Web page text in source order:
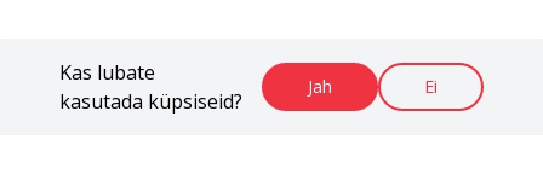
Kas lubate
kasutada küpsiseid?
Jah Ei